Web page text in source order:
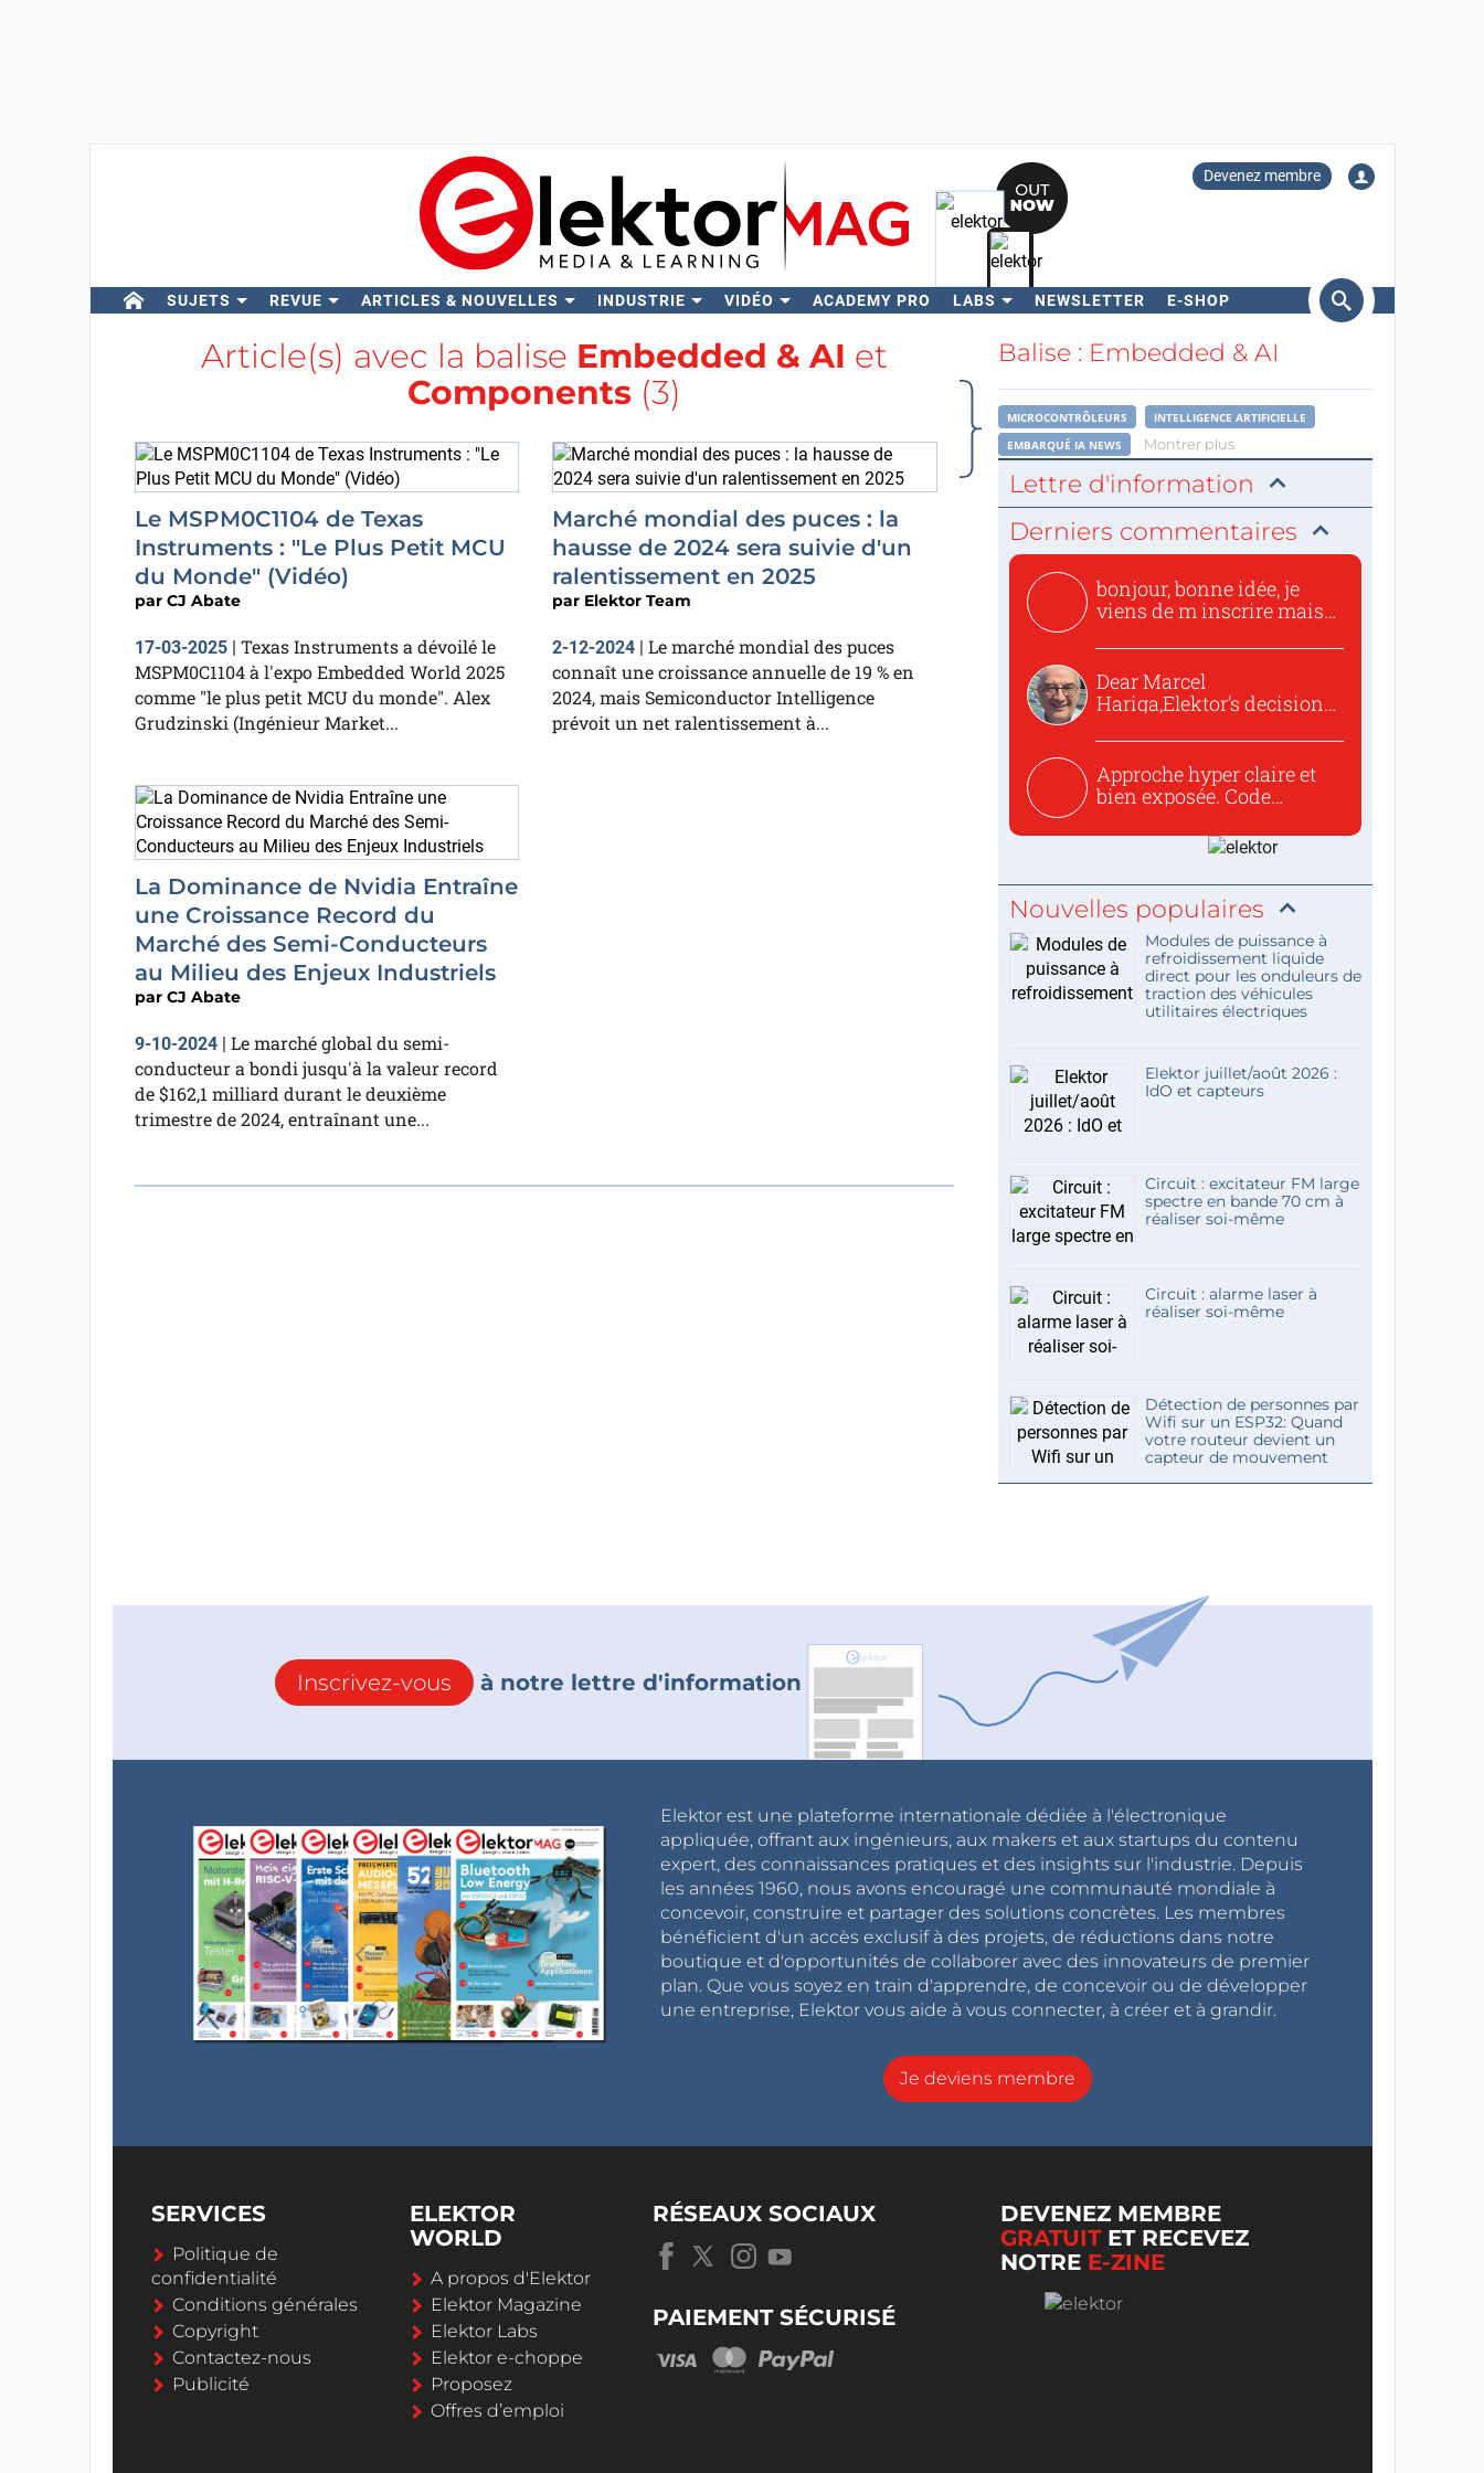
Devenez membre
SUJETS REVUE ARTICLES & NOUVELLES INDUSTRIE VIDÉO ACADEMY PRO LABS NEWSLETTER E-SHOP
Rechercher
Article(s) avec la balise Embedded & AI et
Components(3)
Le MSPM0C1104 de Texas
Instruments : "Le Plus Petit MCU
du Monde" (Vidéo)
par CJ Abate
17-03-2025| Texas Instruments a dévoilé le
MSPM0C1104 à l'expo Embedded World 2025
comme "le plus petit MCU du monde". Alex
Grudzinski (Ingénieur Market...
Marché mondial des puces : la
hausse de 2024 sera suivie d'un
ralentissement en 2025
par Elektor Team
2-12-2024 | Le marché mondial des puces
connaît une croissance annuelle de 19 % en
2024, mais Semiconductor Intelligence
prévoit un net ralentissement à...
La Dominance de Nvidia Entraîne
une Croissance Record du
Marché des Semi-Conducteurs
au Milieu des Enjeux Industriels
par CJ Abate
9-10-2024| Le marché global du semi-
conducteur a bondi jusqu'à la valeur record
de $162,1 milliard durant le deuxième
trimestre de 2024, entraînant une...
Balise : Embedded & AI
MICROCONTRÔLEURS
INTELLIGENCE ARTIFICIELLE
EMBARQUÉ IA NEWS
Montrer plus
Lettre d'information
Derniers commentaires
bonjour, bonne idée, je
viens de m inscrire mais
Dear Marcel
Hariga,Elektor’s decision
Approche hyper claire et
bien exposée. Code
Nouvelles populaires
Modules de puissance à
refroidissement liquide
direct pour les onduleurs de
traction des véhicules
utilitaires électriques
Elektor juillet/août 2026 :
IdO et capteurs
Circuit : excitateur FM large
spectre en bande 70 cm à
réaliser soi-même
Circuit : alarme laser à
réaliser soi-même
Détection de personnes par
Wifi sur un ESP32: Quand
votre routeur devient un
capteur de mouvement
Inscrivez-vous à notre lettre d'information
Elektor est une plateforme internationale dédiée à l'électronique
appliquée, offrant aux ingénieurs, aux makers et aux startups du contenu
expert, des connaissances pratiques et des insights sur l'industrie. Depuis
les années 1960, nous avons encouragé une communauté mondiale à
concevoir, construire et partager des solutions concrètes. Les membres
bénéficient d'un accès exclusif à des projets, de réductions dans notre
boutique et d'opportunités de collaborer avec des innovateurs de premier
plan. Que vous soyez en train d'apprendre, de concevoir ou de développer
une entreprise, Elektor vous aide à vous connecter, à créer et à grandir.
Je deviens membre
SERVICES
Politique de
confidentialité
Conditions générales
Copyright
Contactez-nous
Publicité
ELEKTOR
WORLD
A propos d'Elektor
Elektor Magazine
Elektor Labs
Elektor e-choppe
Proposez
Offres d’emploi
RÉSEAUX SOCIAUX
PAIEMENT SÉCURISÉ
DEVENEZ MEMBRE
GRATUITET RECEVEZ
NOTRE E-ZINE